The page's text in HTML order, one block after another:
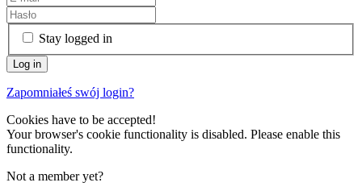
Stay logged in
Zapomniałeś swój login?
Cookies have to be accepted!
Your browser's cookie functionality is disabled. Please enable this
functionality.
Not a member yet?